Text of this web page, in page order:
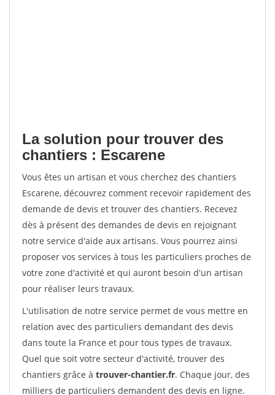
La solution pour trouver des
chantiers : Escarene
Vous êtes un artisan et vous cherchez des chantiers
Escarene, découvrez comment recevoir rapidement des
demande de devis et trouver des chantiers. Recevez
dès à présent des demandes de devis en rejoignant
notre service d'aide aux artisans. Vous pourrez ainsi
proposer vos services à tous les particuliers proches de
votre zone d'activité et qui auront besoin d'un artisan
pour réaliser leurs travaux.
L'utilisation de notre service permet de vous mettre en
relation avec des particuliers demandant des devis
dans toute la France et pour tous types de travaux.
Quel que soit votre secteur d'activité, trouver des
chantiers grâce à trouver-chantier.fr. Chaque jour, des
milliers de particuliers demandent des devis en ligne.